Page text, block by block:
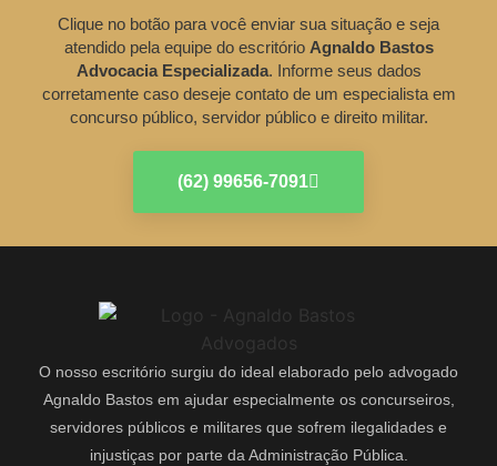
Clique no botão para você enviar sua situação e seja
atendido pela equipe do escritório Agnaldo Bastos
Advocacia Especializada. Informe seus dados
corretamente caso deseje contato de um especialista em
concurso público, servidor público e direito militar.
(62) 99656-7091
O nosso escritório surgiu do ideal elaborado pelo advogado
Agnaldo Bastos em ajudar especialmente os concurseiros,
servidores públicos e militares que sofrem ilegalidades e
injustiças por parte da Administração Pública.